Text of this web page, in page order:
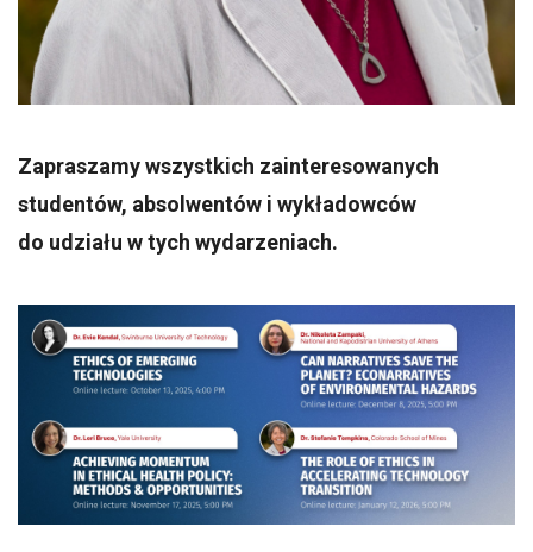
Zapraszamy wszystkich zainteresowanych
studentów, absolwentów i wykładowców
do udziału w tych wydarzeniach.